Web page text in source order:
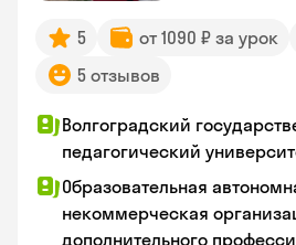
5 от 1090 ₽ за урок
5 отзывов
Волгоградский
педагогический
Образовательная
некоммерческая
дополнительного